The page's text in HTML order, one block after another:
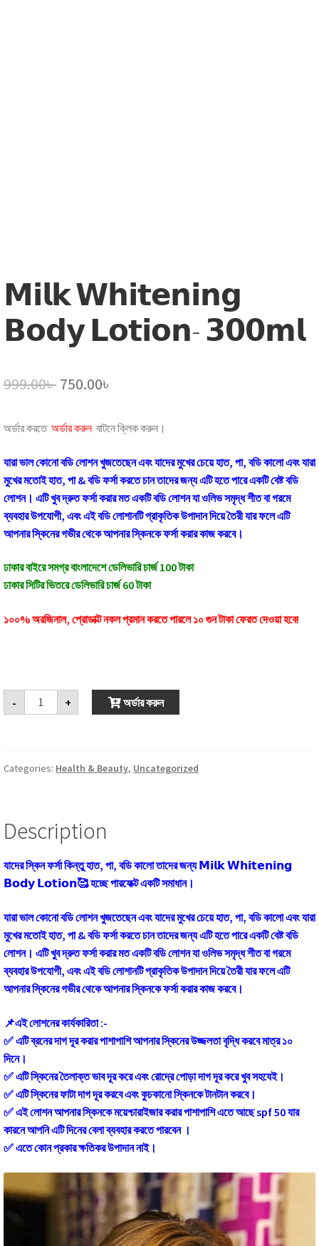
𝗠𝗶𝗹𝗸 𝗪𝗵𝗶𝘁𝗲𝗻𝗶𝗻𝗴
𝗕𝗼𝗱𝘆 𝗟𝗼𝘁𝗶𝗼𝗻- 𝟯𝟬𝟬𝗺𝗹
999.00৳ Original
was:
999.00৳ .
750.00৳
is:
750.00৳ .
অর্ডার করতে অর্ডার করুনবাটনে ক্লিক করুন।
যারা ভাল কোনো বডি লোশন খুজতেছেন এবং যাদের মুখের চেয়ে হাত, পা, বডি কালো এবং যারা
মুখের মতোই হাত, পা & বডি ফর্সা করতে চান তাদের জন্য এটি হতে পারে একটি বেষ্ট বডি
লোশন। এটি খুব দ্রুত ফর্সা করার মত একটি বডি লোশন যা ওলিভ সমৃদ্ধ শীত বা গরমে
ব্যবহার উপযোগী, এবং এই বডি লোশানটি প্রাকৃতিক উপাদান দিয়ে তৈরী যার ফলে এটি
আপনার স্কিনের গভীর থেকে আপনার স্কিনকে ফর্সা করার কাজ করবে।
ঢাকার বাইরে সমগ্র বাংলাদেশে ডেলিভারি চার্জ 100 টাকা
ঢাকার সিটির ভিতরে ডেলিভারি চার্জ 60 টাকা
১০০% অরজিনাল, প্রোডাক্ট নকল প্রমান করতে পারলে ১০ গুন টাকা ফেরত দেওয়া হবে!
-
𝗠𝗶𝗹𝗸
𝗪𝗵𝗶𝘁𝗲𝗻𝗶𝗻𝗴
𝗕𝗼𝗱𝘆
+ অর্ডার করুন
Categories: Health & Beauty, Uncategorized
Description
যাদের স্কিন ফর্সা কিন্তু হাত, পা, বডি কালো তাদের জন্য 𝗠𝗶𝗹𝗸 𝗪𝗵𝗶𝘁𝗲𝗻𝗶𝗻𝗴
𝗕𝗼𝗱𝘆 𝗟𝗼𝘁𝗶𝗼𝗻🥰 হচ্ছে পারফেক্ট একটি সমাধান।
যারা ভাল কোনো বডি লোশন খুজতেছেন এবং যাদের মুখের চেয়ে হাত, পা, বডি কালো এবং যারা
মুখের মতোই হাত, পা & বডি ফর্সা করতে চান তাদের জন্য এটি হতে পারে একটি বেষ্ট বডি
লোশন। এটি খুব দ্রুত ফর্সা করার মত একটি বডি লোশন যা ওলিভ সমৃদ্ধ শীত বা গরমে
ব্যবহার উপযোগী, এবং এই বডি লোশানটি প্রাকৃতিক উপাদান দিয়ে তৈরী যার ফলে এটি
আপনার স্কিনের গভীর থেকে আপনার স্কিনকে ফর্সা করার কাজ করবে।
📌এই লোশনের কার্যকারিতা :-
✅ এটি ব্রনের দাগ দূর করার পাশাপাশি আপনার স্কিনের উজ্জলতা বৃদ্ধি করবে মাত্র ১০
দিনে।
✅ এটি স্কিনের তৈলাক্ত ভাব দূর করে এবং রোদ্রে পোড়া দাগ দূর করে খুব সহযেই।
✅ এটি স্কিনের ফাটা দাগ দূর করবে এবং কুচকানো স্কিনকে টানটান করবে।
✅ এই লোশন আপনার স্কিনকে ময়েশ্চারাইজার করার পাশাপাশি এতে আছে spf 50 যার
কারনে আপনি এটি দিনের বেলা ব্যবহার করতে পারবেন ।
✅ এতে কোন প্রকার ক্ষতিকর উপাদান নাই।